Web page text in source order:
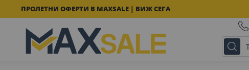
ПРОЛЕТНИ ОФЕРТИ В MAXSALE | ВИЖ СЕГА